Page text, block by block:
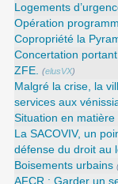
Logements
Opération
Copropriété la
Concertation
ZFE. (elusVX)
Malgré la crise, la
services aux
Situation en
La SACOVIV, un
défense du droit au
Boisements urbains
AFCR : Garder un